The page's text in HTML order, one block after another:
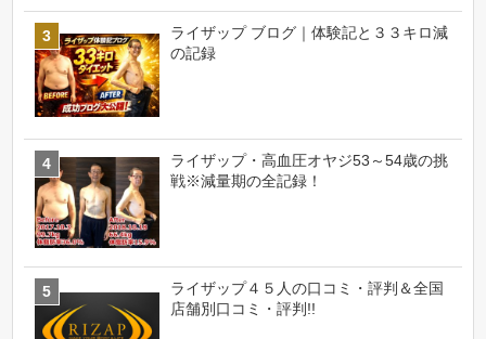
ライザップ ブログ｜体験記と３３キロ減
の記録
ライザップ・高血圧オヤジ53～54歳の挑
戦※減量期の全記録！
ライザップ４５人の口コミ・評判＆全国
店舗別口コミ・評判!!